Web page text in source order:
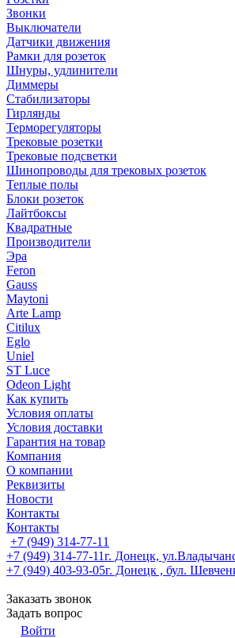
Звонки
Выключатели
Датчики движения
Рамки для розеток
Шнуры, удлинители
Диммеры
Стабилизаторы
Гирлянды
Терморегуляторы
Трековые розетки
Трековые подсветки
Шинопроводы для трековых розеток
Теплые полы
Блоки розеток
Лайтбоксы
Квадратные
Производители
Эра
Feron
Gauss
Maytoni
Arte Lamp
Citilux
Eglo
Uniel
ST Luce
Odeon Light
Как купить
Условия оплаты
Условия доставки
Гарантия на товар
Компания
О компании
Реквизиты
Новости
Контакты
Контакты
+7 (949) 314-77-11
+7 (949) 314-77-11г. Донецк,
+7 (949) 403-93-05г. Донецк , бул.
Заказать звонок
Задать вопрос
Войти